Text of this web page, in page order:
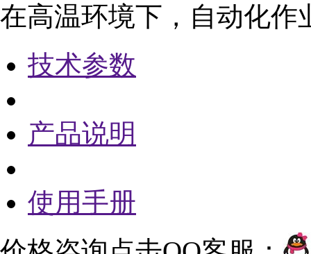
在高温环境下，自动化作
技术参数
产品说明
使用手册